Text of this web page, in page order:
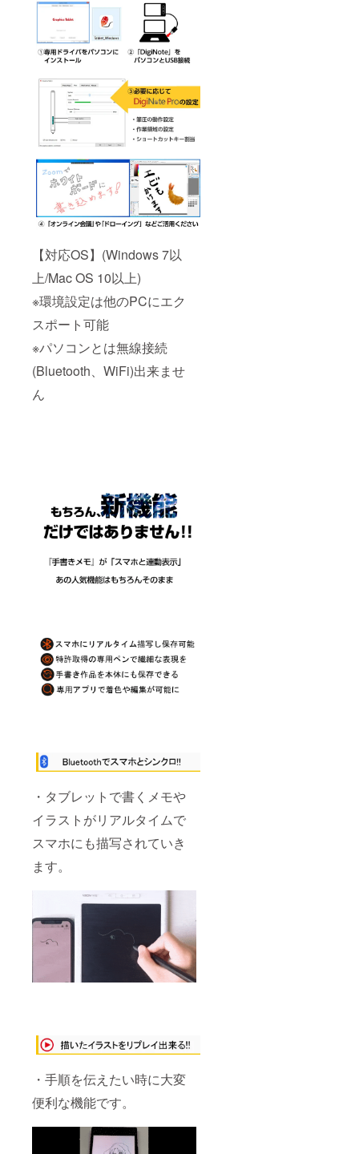
【対応OS】(Windows 7以
上/Mac OS 10以上)
※環境設定は他のPCにエク
スポート可能
※パソコンとは無線接続
(Bluetooth、WiFi)出来ませ
ん
・タブレットで書くメモや
イラストがリアルタイムで
スマホにも描写されていき
ます。
・手順を伝えたい時に大変
便利な機能です。